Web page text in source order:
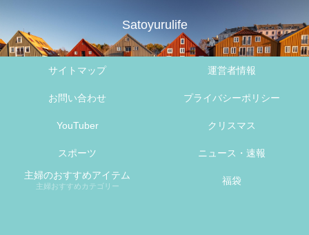
Satoyurulife
サイトマップ 運営者情報
お問い合わせ プライバシーポリシー
YouTuber クリスマス
スポーツ
ニュース・速報
主婦のおすすめアイテム
主婦おすすめカテゴリー 福袋